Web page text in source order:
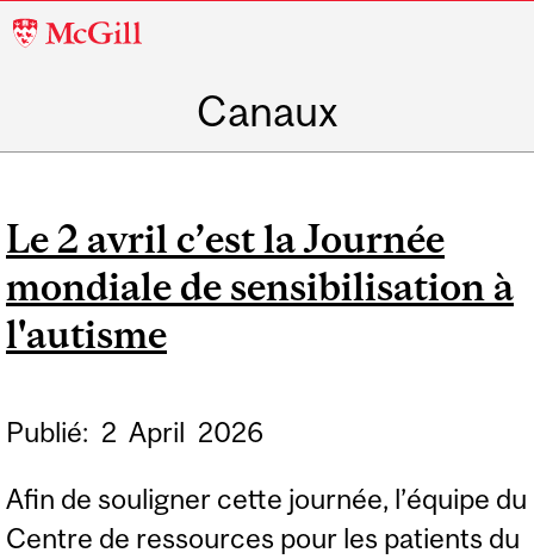
McGill
Canaux
Le 2 avril c’est la Journée
mondiale de sensibilisation à
l'autisme
Publié: 2 April 2026
Afin de souligner cette journée, l’équipe du
Centre de ressources pour les patients du